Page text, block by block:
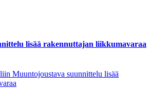
lisää rakennuttajan liikkumavaraa
Muuntojoustava suunnittelu lisää